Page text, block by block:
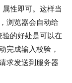
属性即可。这样当
浏览器会自动给
的好处是可以在
完成输入校验，
求发送到服务器